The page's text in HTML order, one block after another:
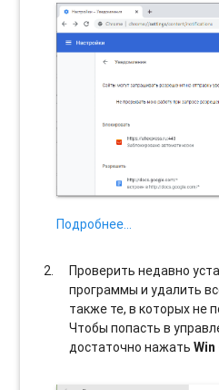
Подробнее…
Проверить недавно
программы и удалить
также те, в которых не
Чтобы попасть в
достаточно нажатьWin